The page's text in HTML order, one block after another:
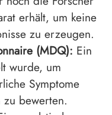
erhält, um keine
zu erzeugen.
(MDQ): Ein
wurde, um
Symptome
bewerten.